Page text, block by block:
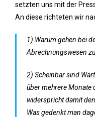
setzten uns mit der
An diese richteten wir
1) Warum gehen bei
Abrechnungswesen
2) Scheinbar sind
über mehrere Monate
widerspricht damit
Was gedenkt man